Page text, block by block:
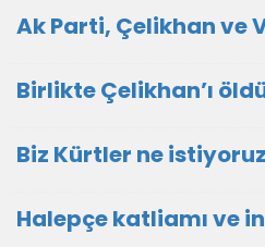
Ak Parti, Çelikhan ve
Birlikte Çelikhan’ı
Biz Kürtler ne
Halepçe katliamı ve